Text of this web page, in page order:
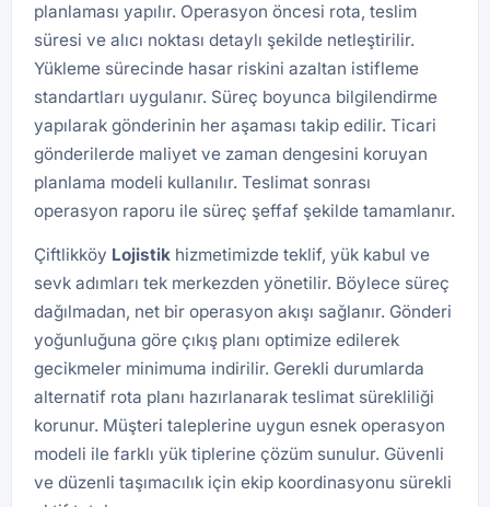
planlaması yapılır. Operasyon öncesi rota, teslim
süresi ve alıcı noktası detaylı şekilde netleştirilir.
Yükleme sürecinde hasar riskini azaltan istifleme
standartları uygulanır. Süreç boyunca bilgilendirme
yapılarak gönderinin her aşaması takip edilir. Ticari
gönderilerde maliyet ve zaman dengesini koruyan
planlama modeli kullanılır. Teslimat sonrası
operasyon raporu ile süreç şeffaf şekilde tamamlanır.
Çiftlikköy Lojistik hizmetimizde teklif, yük kabul ve
sevk adımları tek merkezden yönetilir. Böylece süreç
dağılmadan, net bir operasyon akışı sağlanır. Gönderi
yoğunluğuna göre çıkış planı optimize edilerek
gecikmeler minimuma indirilir. Gerekli durumlarda
alternatif rota planı hazırlanarak teslimat sürekliliği
korunur. Müşteri taleplerine uygun esnek operasyon
modeli ile farklı yük tiplerine çözüm sunulur. Güvenli
ve düzenli taşımacılık için ekip koordinasyonu sürekli